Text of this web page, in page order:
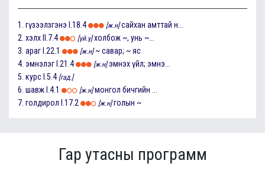
1. гүзээлзгэнэ I.18.4 [ж.н] сайхан амттай н...
2. хэлх II.7.4 [үй.ү] холбож ~, унь ~...
3. араг I.22.1 [ж.н] ~ савар; ~ яс
4. эмнэлэг I.21.4 [ж.н] эмнэх үйл; эмнэ...
5. курс I.5.4 [гад.]
6. шавж I.4.1 [ж.н] монгол бичгийн ...
7. голдирол I.17.2 [ж.н] голын ~
Гар утасны программ